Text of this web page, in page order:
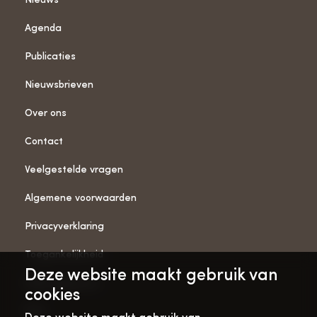
Deze website maakt gebruik van
cookies
Agenda
Publicaties
Nieuwsbrieven
Over ons
Contact
Veelgestelde vragen
Algemene voorwaarden
Privacyverklaring
Toegankelijkheid
ANBI-gegevens
Pers